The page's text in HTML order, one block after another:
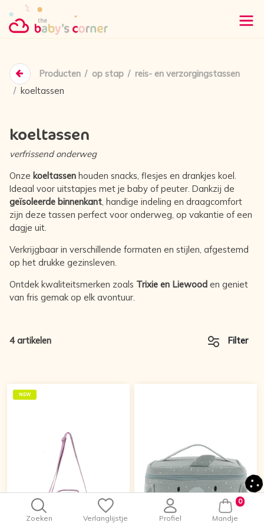
Zoeken Verlanglijstje Profiel
0
Mandje
Producten op stap
reis- en verzorgingstassen
koeltassen
koeltassen
verfrissend onderweg
Onze koeltassenhouden snacks, flesjes en drankjes koel.
Ideaal voor uitstapjes met je baby of peuter. Dankzij de
geïsoleerde binnenkant, handige indeling en draagcomfort
zijn deze tassen perfect voor onderweg, op vakantie of een
dagje uit.
Verkrijgbaar in verschillende formaten en stijlen, afgestemd
op het drukke gezinsleven.
Ontdek kwaliteitsmerken zoals Trixie en Liewooden geniet
van fris gemak op elk avontuur.
4 artikelen Filter
NEW